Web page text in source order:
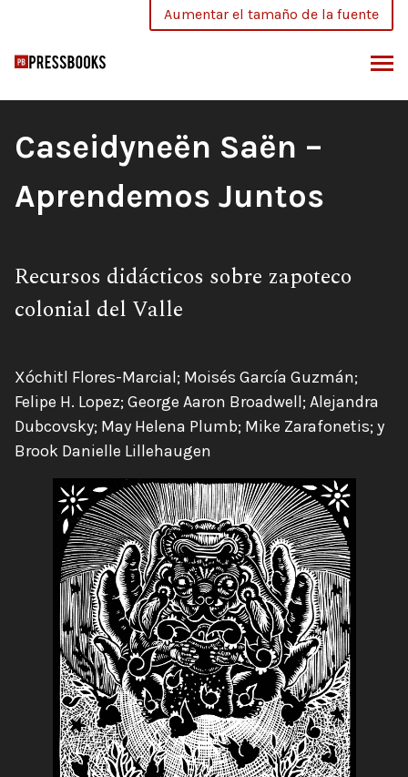
contenido
Aumentar el tamaño de la fuente
Título
del
Caseidyneën Saën –
Aprendemos Juntos
Subtítulo:
Recursos didácticos sobre zapoteco
colonial del Valle
Autores:
Xóchitl Flores-Marcial; Moisés García Guzmán;
Felipe H. Lopez; George Aaron Broadwell; Alejandra
Dubcovsky; May Helena Plumb; Mike Zarafonetis; y
Brook Danielle Lillehaugen